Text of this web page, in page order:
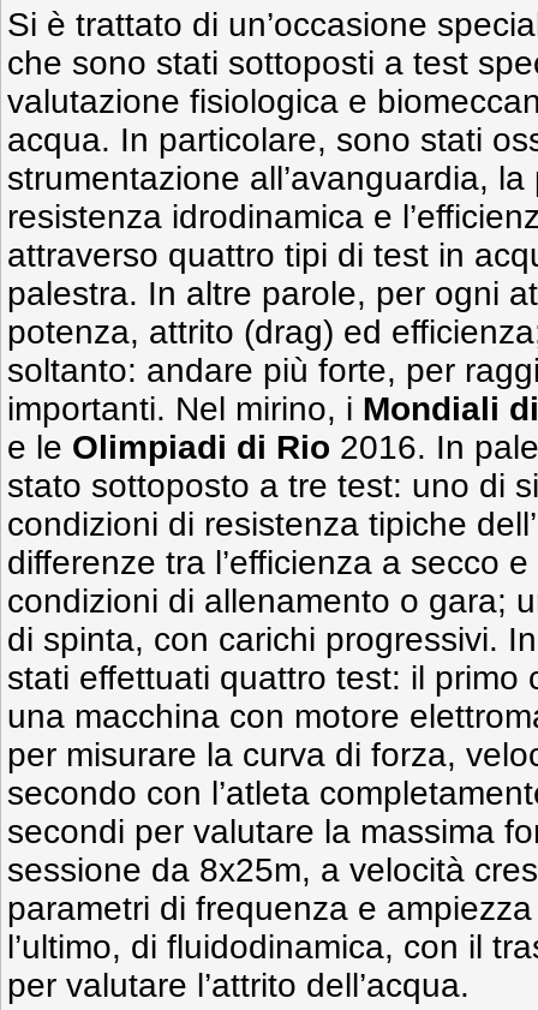
Si è trattato di un’occasione
che sono stati sottoposti a test
valutazione fisiologica e
acqua. In particolare, sono stati
strumentazione all’avanguardia,
resistenza idrodinamica e
attraverso quattro tipi di test in
palestra. In altre parole, per ogni
potenza, attrito (drag) ed
soltanto: andare più forte, per
importanti. Nel mirino, i Mondiali
e le Olimpiadi di Rio 2016. In
stato sottoposto a tre test: uno di
condizioni di resistenza tipiche
differenze tra l’efficienza a secco
condizioni di allenamento o gara;
di spinta, con carichi progressivi.
stati effettuati quattro test: il primo
una macchina con motore
per misurare la curva di forza,
secondo con l’atleta
secondi per valutare la massima
sessione da 8x25m, a velocità
parametri di frequenza e
l’ultimo, di fluidodinamica, con il
per valutare l’attrito dell’acqua.